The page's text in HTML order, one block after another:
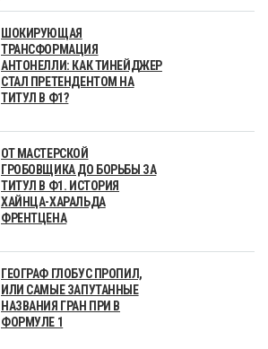
ШОКИРУЮЩАЯ
ТРАНСФОРМАЦИЯ
АНТОНЕЛЛИ: КАК ТИНЕЙДЖЕР
СТАЛ ПРЕТЕНДЕНТОМ НА
ТИТУЛ В Ф1?
ОТ МАСТЕРСКОЙ
ГРОБОВЩИКА ДО БОРЬБЫ ЗА
ТИТУЛ В Ф1. ИСТОРИЯ
ХАЙНЦА-ХАРАЛЬДА
ФРЕНТЦЕНА
ГЕОГРАФ ГЛОБУС ПРОПИЛ,
ИЛИ САМЫЕ ЗАПУТАННЫЕ
НАЗВАНИЯ ГРАН ПРИ В
ФОРМУЛЕ 1